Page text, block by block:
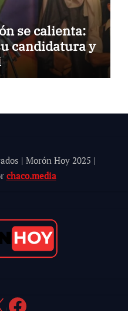
se calienta:
candidatura y
| Morón Hoy 2025 |
chaco.media
Facebook